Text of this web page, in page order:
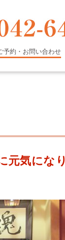
予約・お問い合わせ
元気になり